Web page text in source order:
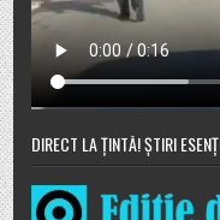
DIRECT LA ȚINTĂ! ȘTIRI